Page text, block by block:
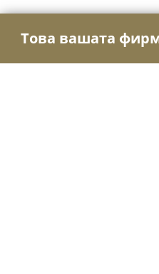
Това вашата